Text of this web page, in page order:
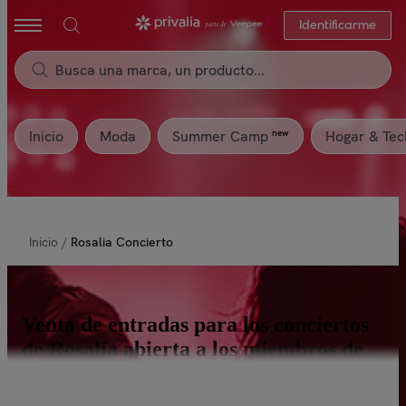
Identificarme
Inicio Moda Summer Camp new Hogar &
Inicio / Rosalia Concierto
Venta de entradas para los conciertos
de Rosalía abierta a los miembros de